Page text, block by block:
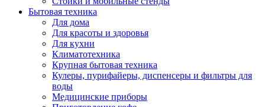
Бытовая техника
Для дома
Для красоты и здоровья
Для кухни
Климатотехника
Крупная бытовая техника
Кулеры, пурифайеры, диспенсеры и фильтры для
воды
Медицинские приборы